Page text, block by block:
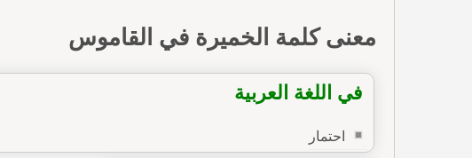
معنى كلمة الخميرة في القاموس
في اللغة العربية
احتمار